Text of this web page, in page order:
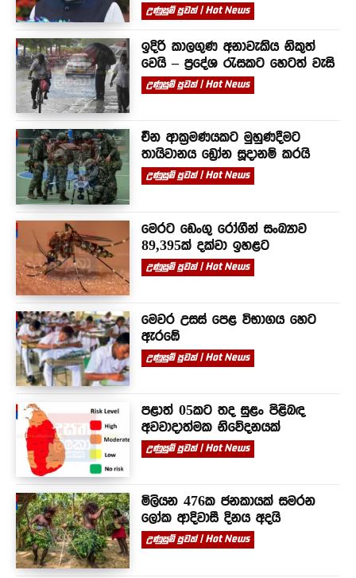
උණුසුම් පුවත් | Hot News
ඉදිරි කාලගුණ අනාවැකිය නිකුත්
වෙයි – ප්‍රදේශ රැසකට හෙටත් වැසි
උණුසුම් පුවත් | Hot News
චීන ආක්‍රමණයකට මුහුණදීමට
තායිවානය ඩ්‍රෝන සූදානම් කරයි
උණුසුම් පුවත් | Hot News
මෙරට ඩෙංගු රෝගීන් සංඛ්‍යාව
89,395ක් දක්වා ඉහළට
උණුසුම් පුවත් | Hot News
මෙවර උසස් පෙළ විභාගය හෙට
ඇරඹේ
උණුසුම් පුවත් | Hot News
පළාත් 05කට තද සුළං පිළිබඳ
අවවාදාත්මක නිවේදනයක්
උණුසුම් පුවත් | Hot News
මිලියන 476ක ජනකායක් සමරන
ලෝක ආදිවාසී දිනය අදයි
උණුසුම් පුවත් | Hot News